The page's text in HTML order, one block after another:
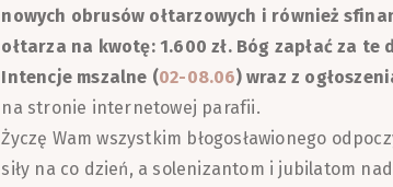
nowych obrusów ołtarzowych i również
ołtarza na kwotę: 1.600 zł. Bóg zapłać za te
Intencje mszalne (02-08.06) wraz z
na stronie internetowej parafii.
Życzę Wam wszystkim błogosławionego
siły na co dzień, a solenizantom i jubilatom